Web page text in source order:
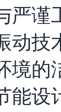
严谨
动技
境的
能设